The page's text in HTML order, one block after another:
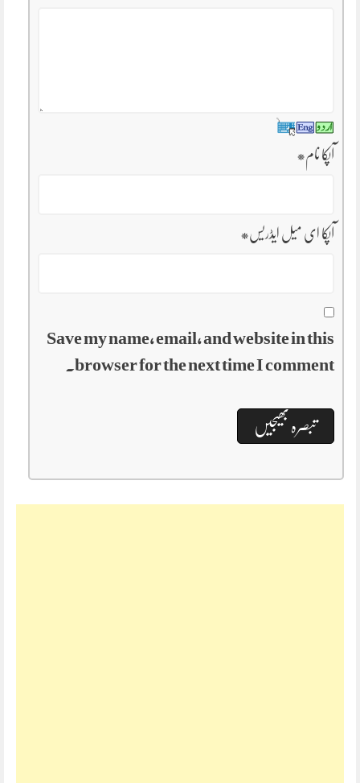
آپکا نام*
آپکا ای میل ایڈریس*
Save my name, email, and website in this
browser for the next time I comment.